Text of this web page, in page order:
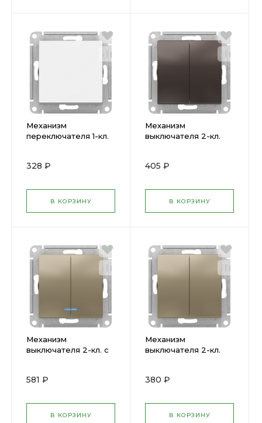
Механизм
переключателя 1-кл.
ATLAS бел.
1240155 )
328 ₽
В КОРЗИНУ
Механизм
выключателя 2-кл.
1240375 )
405 ₽
В КОРЗИНУ
Механизм
выключателя 2-кл. с
SchE ( 1240334 )
581 ₽
В КОРЗИНУ
Механизм
выключателя 2-кл.
1240332 )
380 ₽
В КОРЗИНУ